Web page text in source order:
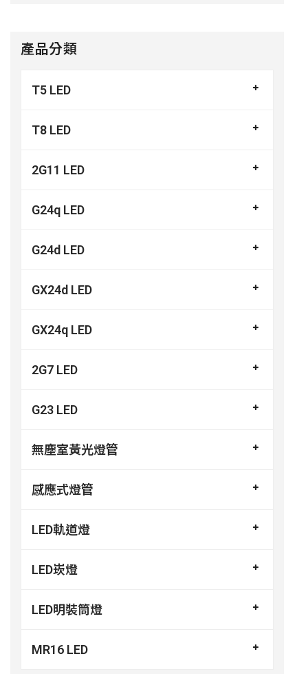
產品分類
T5 LED
T8 LED
2G11 LED
G24q LED
G24d LED
GX24d LED
GX24q LED
2G7 LED
G23 LED
無塵室黃光燈管
感應式燈管
LED軌道燈
LED崁燈
LED明裝筒燈
MR16 LED